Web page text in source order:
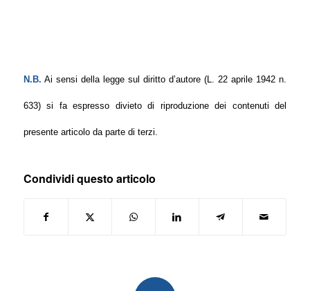
N.B. Ai sensi della legge sul diritto d’autore (L. 22 aprile 1942 n.
633) si fa espresso divieto di riproduzione dei contenuti del
presente articolo da parte di terzi.
Condividi questo articolo